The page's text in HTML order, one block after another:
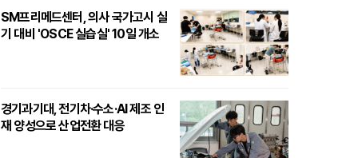
SM프리메드센터, 의사 국가고시 실
기 대비 'OSCE 실습실' 10일 개소
경기과기대, 전기차·수소·AI 제조 인
재 양성으로 산업전환 대응